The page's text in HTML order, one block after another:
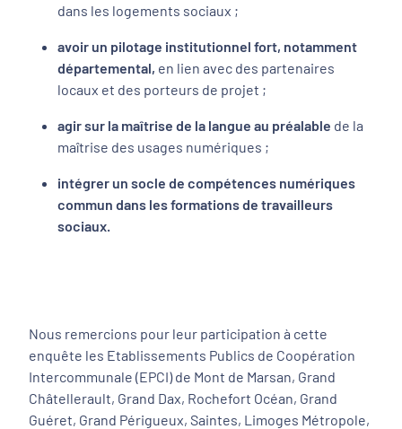
dans les logements sociaux ;
avoir un pilotage institutionnel fort, notamment
départemental, en lien avec des partenaires
locaux et des porteurs de projet ;
agir sur la maîtrise de la langue au préalable de la
maîtrise des usages numériques ;
intégrer un socle de compétences numériques
commun dans les formations de travailleurs
sociaux.
Nous remercions pour leur participation à cette
enquête les Etablissements Publics de Coopération
Intercommunale (EPCI) de Mont de Marsan, Grand
Châtellerault, Grand Dax, Rochefort Océan, Grand
Guéret, Grand Périgueux, Saintes, Limoges Métropole,